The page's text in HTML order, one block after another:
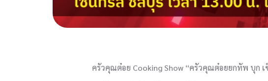
ครัวคุณต๋อย Cooking Show “ครัวคุณต๋อยยกทัพ บุก